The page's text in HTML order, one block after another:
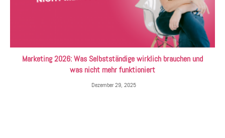
Marketing 2026: Was Selbstständige wirklich brauchen und
was nicht mehr funktioniert
Dezember 29, 2025